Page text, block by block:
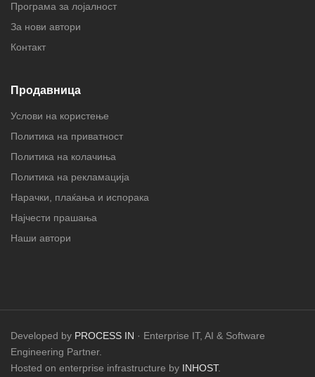
Програма за лојалност
За нови автори
Контакт
Продавница
Услови на користење
Политика на приватност
Политика на колачиња
Политика на рекламација
Нарачки, плаќања и испорака
Најчести прашања
Наши автори
Developed by PROCESS IN · Enterprise IT, AI & Software
Engineering Partner.
Hosted on enterprise infrastructure by INHOST.